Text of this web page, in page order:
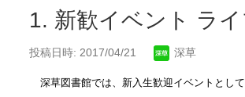
1. 新歓イベント ラ
投稿日時: 2017/04/21 深草
深草図書館では、新入生歓迎イベントとし